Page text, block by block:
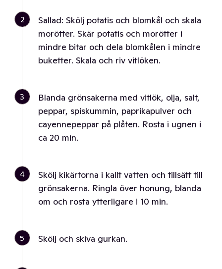
2
Sallad: Skölj potatis och blomkål och skala
morötter. Skär potatis och morötter i
mindre bitar och dela blomkålen i mindre
buketter. Skala och riv vitlöken.
3
Blanda grönsakerna med vitlök, olja, salt,
peppar, spiskummin, paprikapulver och
cayennepeppar på plåten. Rosta i ugnen i
ca 20 min.
4
Skölj kikärtorna i kallt vatten och tillsätt till
grönsakerna. Ringla över honung, blanda
om och rosta ytterligare i 10 min.
5 Skölj och skiva gurkan.